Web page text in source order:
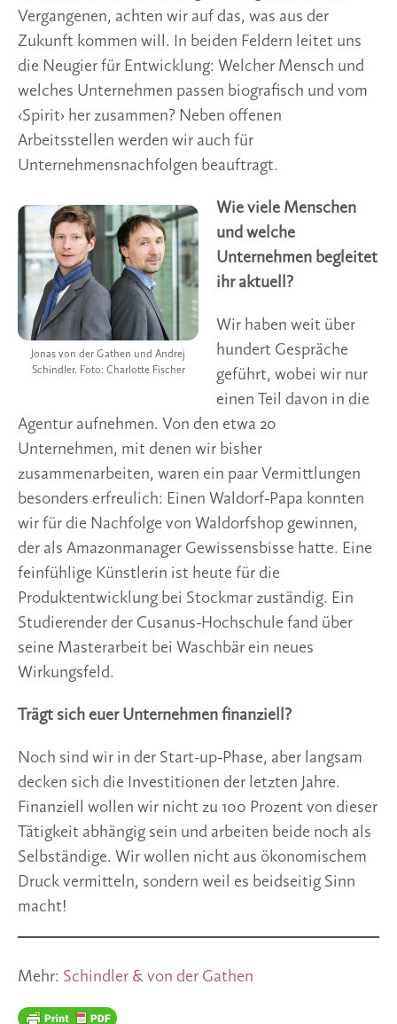
Vergangenen, achten wir auf das, was aus der
Zukunft kommen will. In beiden Feldern leitet uns
die Neugier für Entwicklung: Welcher Mensch und
welches Unternehmen passen biografisch und vom
‹Spirit› her zusammen? Neben offenen
Arbeitsstellen werden wir auch für
Unternehmensnachfolgen beauftragt.
Jonas von der Gathen und Andrej
Schindler. Foto: Charlotte Fischer
Wie viele Menschen
und welche
Unternehmen begleitet
ihr aktuell?
Wir haben weit über
hundert Gespräche
geführt, wobei wir nur
einen Teil davon in die
Agentur aufnehmen. Von den etwa 20
Unternehmen, mit denen wir bisher
zusammenarbeiten, waren ein paar Vermittlungen
besonders erfreulich: Einen Waldorf-Papa konnten
wir für die Nachfolge von Waldorfshop gewinnen,
der als Amazonmanager Gewissensbisse hatte. Eine
feinfühlige Künstlerin ist heute für die
Produktentwicklung bei Stockmar zuständig. Ein
Studierender der Cusanus-Hochschule fand über
seine Masterarbeit bei Waschbär ein neues
Wirkungsfeld.
Trägt sich euer Unternehmen finanziell?
Noch sind wir in der Start-up-Phase, aber langsam
decken sich die Investitionen der letzten Jahre.
Finanziell wollen wir nicht zu 100 Prozent von dieser
Tätigkeit abhängig sein und arbeiten beide noch als
Selbständige. Wir wollen nicht aus ökonomischem
Druck vermitteln, sondern weil es beidseitig Sinn
macht!
Mehr: Schindler & von der Gathen